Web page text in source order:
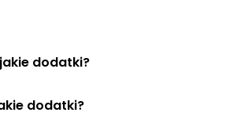
dodatki?
dodatki?